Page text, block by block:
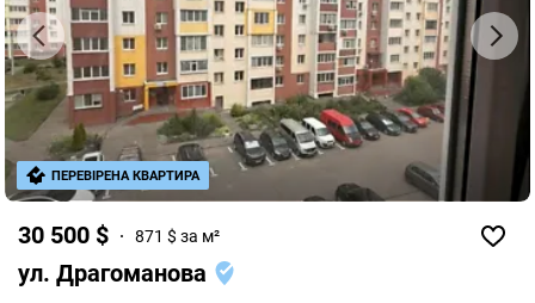
30 500 $ 871 $ за м²
ул. Драгоманова
ПЕРЕВІРЕНА КВАРТИРА